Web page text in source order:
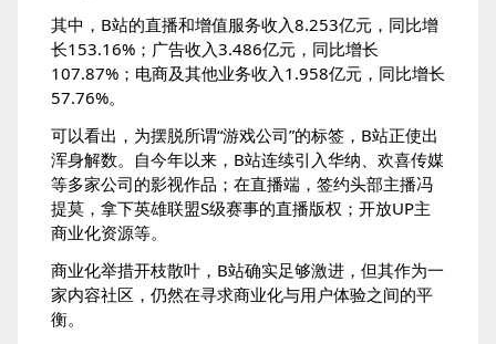
其中，B站的直播和增值服务收入8.253亿元，同比增
长153.16%；广告收入3.486亿元，同比增长
107.87%；电商及其他业务收入1.958亿元，同比增长
57.76%。
可以看出，为摆脱所谓“游戏公司”的标签，B站正使出
浑身解数。自今年以来，B站连续引入华纳、欢喜传媒
等多家公司的影视作品；在直播端，签约头部主播冯
提莫，拿下英雄联盟S级赛事的直播版权；开放UP主
商业化资源等。
商业化举措开枝散叶，B站确实足够激进，但其作为一
家内容社区，仍然在寻求商业化与用户体验之间的平
衡。